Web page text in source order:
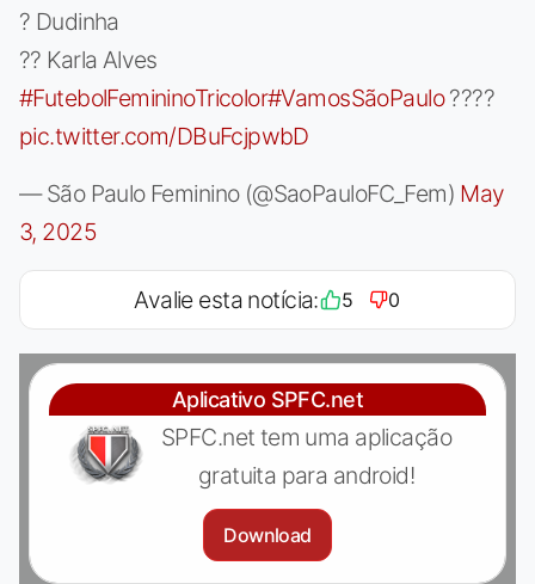
? Dudinha
?? Karla Alves
#FutebolFemininoTricolor#VamosSãoPaulo????
pic.twitter.com/DBuFcjpwbD
— São Paulo Feminino (@SaoPauloFC_Fem) May
3, 2025
Avalie esta notícia: 5 0
Aplicativo SPFC.net
SPFC.net tem uma aplicação
gratuita para android!
Download